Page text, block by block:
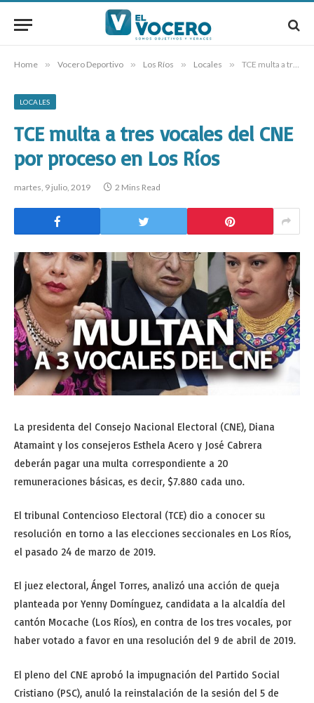
Home » Vocero Deportivo » Los Ríos » Locales » TCE multa a tres vocales del CNE por proceso en Los Ríos
LOCALES
TCE multa a tres vocales del CNE
por proceso en Los Ríos
martes, 9 julio, 2019 2 Mins Read
La presidenta del Consejo Nacional Electoral (CNE), Diana
Atamaint y los consejeros Esthela Acero y José Cabrera
deberán pagar una multa correspondiente a 20
remuneraciones básicas, es decir, $7.880 cada uno.
El tribunal Contencioso Electoral (TCE) dio a conocer su
resolución en torno a las elecciones seccionales en Los Ríos,
el pasado 24 de marzo de 2019.
El juez electoral, Ángel Torres, analizó una acción de queja
planteada por Yenny Domínguez, candidata a la alcaldía del
cantón Mocache (Los Ríos), en contra de los tres vocales, por
haber votado a favor en una resolución del 9 de abril de 2019.
El pleno del CNE aprobó la impugnación del Partido Social
Cristiano (PSC), anuló la reinstalación de la sesión del 5 de